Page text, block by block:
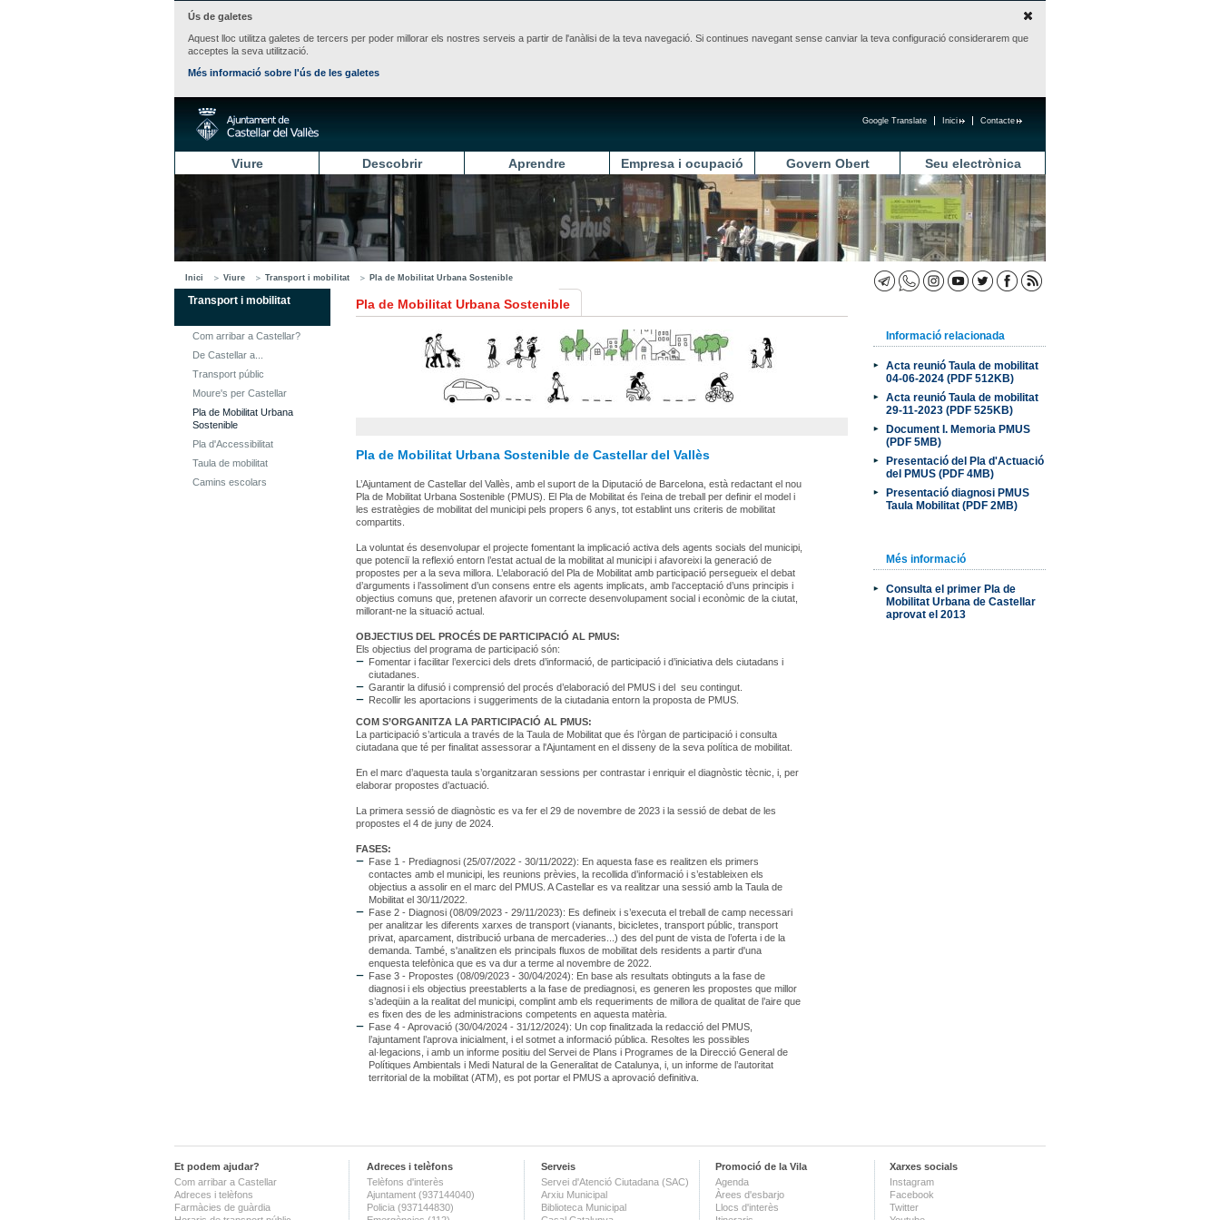
Ús de galetes
Aquest lloc utilitza galetes de tercers per poder millorar els nostres serveis a partir de l'anàlisi de la teva navegació. Si continues navegant sense canviar la teva configuració considerarem que
acceptes la seva utilització.
Més informació sobre l'ús de les galetes
Contacte
Inici
Google Translate
Viure Descobrir Aprendre Empresa i ocupació Govern Obert Seu electrònica
Inici Viure Transport i mobilitat Pla de Mobilitat Urbana Sostenible
Transport i mobilitat
Com arribar a Castellar?
De Castellar a...
Transport públic
Moure's per Castellar
Pla de Mobilitat Urbana
Sostenible
Pla d'Accessibilitat
Taula de mobilitat
Camins escolars
Pla de Mobilitat Urbana Sostenible
Pla de Mobilitat Urbana Sostenible de Castellar del Vallès
L’Ajuntament de Castellar del Vallès, amb el suport de la Diputació de Barcelona, està redactant el nou
Pla de Mobilitat Urbana Sostenible (PMUS). El Pla de Mobilitat és l’eina de treball per definir el model i
les estratègies de mobilitat del municipi pels propers 6 anys, tot establint uns criteris de mobilitat
compartits.
La voluntat és desenvolupar el projecte fomentant la implicació activa dels agents socials del municipi,
que potenciï la reflexió entorn l’estat actual de la mobilitat al municipi i afavoreixi la generació de
propostes per a la seva millora. L’elaboració del Pla de Mobilitat amb participació persegueix el debat
d’arguments i l’assoliment d’un consens entre els agents implicats, amb l’acceptació d’uns principis i
objectius comuns que, pretenen afavorir un correcte desenvolupament social i econòmic de la ciutat,
millorant-ne la situació actual.
OBJECTIUS DEL PROCÉS DE PARTICIPACIÓ AL PMUS:
Els objectius del programa de participació són:
Fomentar i facilitar l’exercici dels drets d’informació, de participació i d’iniciativa dels ciutadans i
ciutadanes.
Garantir la difusió i comprensió del procés d’elaboració del PMUS i del seu contingut.
Recollir les aportacions i suggeriments de la ciutadania entorn la proposta de PMUS.
COM S’ORGANITZA LA PARTICIPACIÓ AL PMUS:
La participació s’articula a través de la Taula de Mobilitat que és l’òrgan de participació i consulta
ciutadana que té per finalitat assessorar a l'Ajuntament en el disseny de la seva política de mobilitat.
En el marc d’aquesta taula s’organitzaran sessions per contrastar i enriquir el diagnòstic tècnic, i, per
elaborar propostes d’actuació.
La primera sessió de diagnòstic es va fer el 29 de novembre de 2023 i la sessió de debat de les
propostes el 4 de juny de 2024.
FASES:
Fase 1 - Prediagnosi (25/07/2022 - 30/11/2022): En aquesta fase es realitzen els primers
contactes amb el municipi, les reunions prèvies, la recollida d’informació i s’estableixen els
objectius a assolir en el marc del PMUS. A Castellar es va realitzar una sessió amb la Taula de
Mobilitat el 30/11/2022.
Fase 2 - Diagnosi (08/09/2023 - 29/11/2023): Es defineix i s’executa el treball de camp necessari
per analitzar les diferents xarxes de transport (vianants, bicicletes, transport públic, transport
privat, aparcament, distribució urbana de mercaderies...) des del punt de vista de l’oferta i de la
demanda. També, s'analitzen els principals fluxos de mobilitat dels residents a partir d'una
enquesta telefònica que es va dur a terme al novembre de 2022.
Fase 3 - Propostes (08/09/2023 - 30/04/2024): En base als resultats obtinguts a la fase de
diagnosi i els objectius preestablerts a la fase de prediagnosi, es generen les propostes que millor
s’adeqüin a la realitat del municipi, complint amb els requeriments de millora de qualitat de l’aire que
es fixen des de les administracions competents en aquesta matèria.
Fase 4 - Aprovació (30/04/2024 - 31/12/2024): Un cop finalitzada la redacció del PMUS,
l’ajuntament l’aprova inicialment, i el sotmet a informació pública. Resoltes les possibles
al·legacions, i amb un informe positiu del Servei de Plans i Programes de la Direcció General de
Polítiques Ambientals i Medi Natural de la Generalitat de Catalunya, i, un informe de l’autoritat
territorial de la mobilitat (ATM), es pot portar el PMUS a aprovació definitiva.
Informació relacionada
Acta reunió Taula de mobilitat
04-06-2024 (PDF 512KB)
Acta reunió Taula de mobilitat
29-11-2023 (PDF 525KB)
Document I. Memoria PMUS
(PDF 5MB)
Presentació del Pla d'Actuació
del PMUS (PDF 4MB)
Presentació diagnosi PMUS
Taula Mobilitat (PDF 2MB)
Més informació
Consulta el primer Pla de
Mobilitat Urbana de Castellar
aprovat el 2013
Et podem ajudar?
Com arribar a Castellar
Adreces i telèfons
Farmàcies de guàrdia
Adreces i telèfons
Telèfons d'interès
Ajuntament (937144040)
Policia (937144830)
Serveis
Servei d'Atenció Ciutadana (SAC)
Arxiu Municipal
Biblioteca Municipal
Promoció de la Vila
Agenda
Àrees d'esbarjo
Llocs d'interès
Xarxes socials
Instagram
Facebook
Twitter